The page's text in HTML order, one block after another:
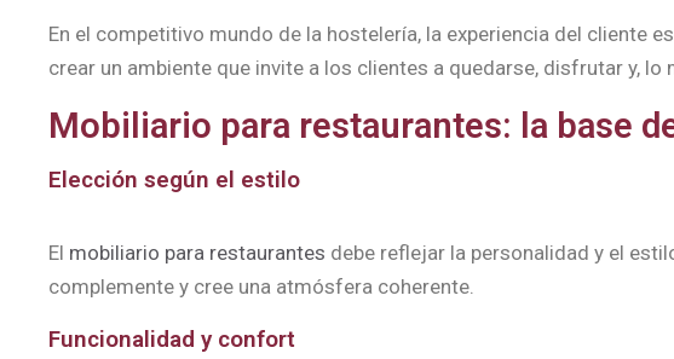
En el competitivo mundo de la hostelería, la experiencia del cliente
crear un ambiente que invite a los clientes a quedarse, disfrutar y, lo
Mobiliario para restaurantes: la base
Elección según el estilo
El mobiliario para restaurantes debe reflejar la personalidad y el
complemente y cree una atmósfera coherente.
Funcionalidad y confort